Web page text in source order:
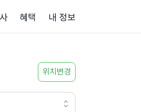
혜택 내 정보
위치변경